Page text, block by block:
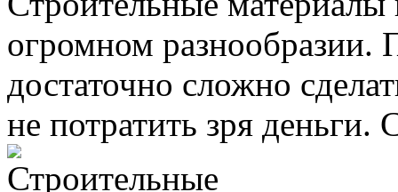
огромном разнообразии.
достаточно сложно
не потратить зря